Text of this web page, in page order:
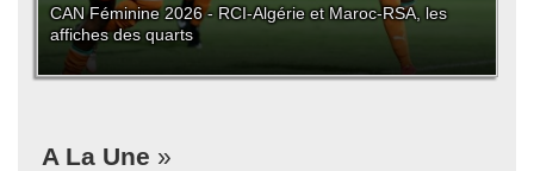
CAN Féminine 2026 - RCI-Algérie et Maroc-RSA, les
affiches des quarts
A La Une